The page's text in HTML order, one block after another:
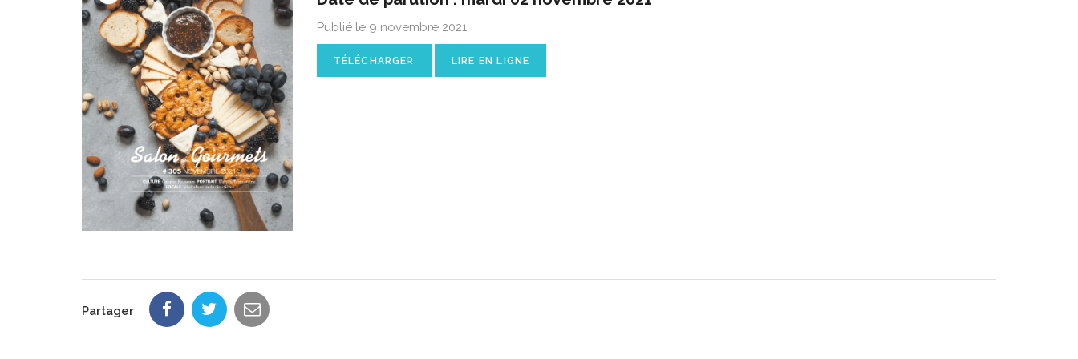
Publié le 9 novembre 2021
TÉLÉCHARGER LIRE EN LIGNE
Partager